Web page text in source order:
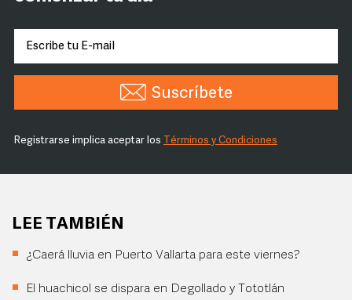
Suscríbete
Registrarse implica aceptar los Términos y Condiciones
LEE TAMBIÉN
¿Caerá lluvia en Puerto Vallarta para este viernes?
El huachicol se dispara en Degollado y Tototlán